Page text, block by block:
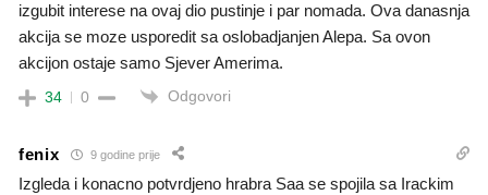
izgubit interese na ovaj dio pustinje i par nomada. Ova danasnja
akcija se moze usporedit sa oslobadjanjen Alepa. Sa ovon
akcijon ostaje samo Sjever Amerima.
34 0 Odgovori
fenix 9 godine prije
Izgleda i konacno potvrdjeno hrabra Saa se spojila sa Irackim